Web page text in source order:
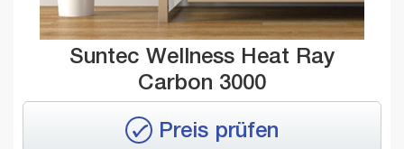
Suntec Wellness Heat Ray
Carbon 3000
Preis prüfen